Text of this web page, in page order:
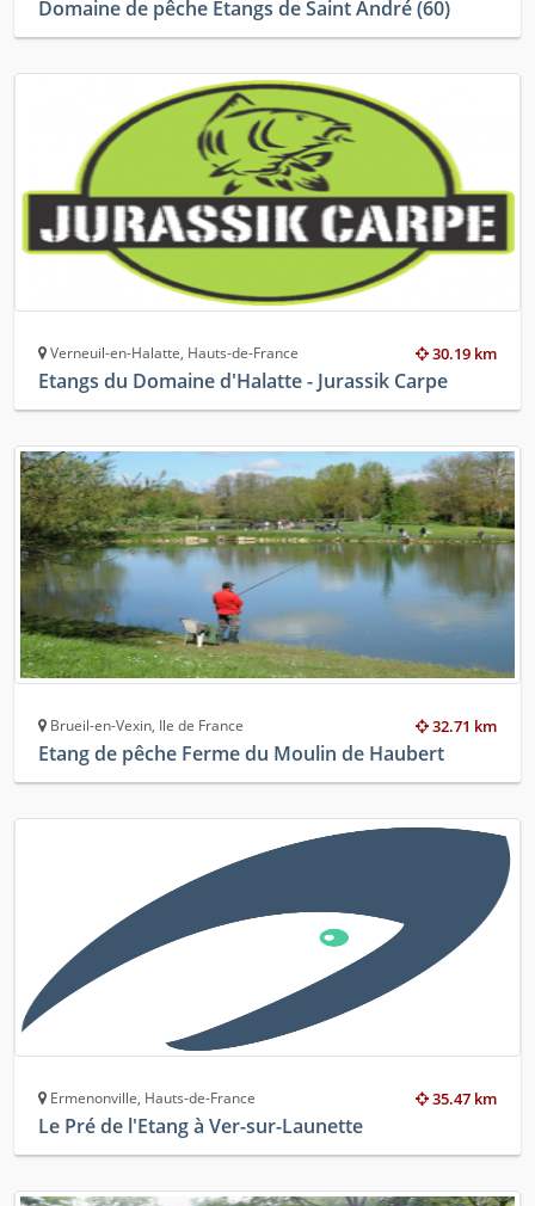
Domaine de pêche Etangs de Saint André (60)
30.19 km
Verneuil-en-Halatte, Hauts-de-France
Etangs du Domaine d'Halatte - Jurassik Carpe
32.71 km
Brueil-en-Vexin, Ile de France
Etang de pêche Ferme du Moulin de Haubert
35.47 km
Ermenonville, Hauts-de-France
Le Pré de l'Etang à Ver-sur-Launette